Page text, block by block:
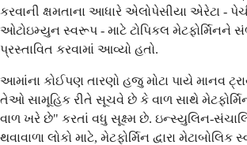
કરવાની ક્ષમતાના આધારે એલોપેસીયા એરેટા -
ઓટોઇમ્યુન સ્વરૂપ - માટે ટોપિકલ મેટફોર્મિનને
પ્રસ્તાવિત કરવામાં આવ્યો હતો.
આમાંના કોઈપણ તારણો હજુ મોટા પાયે માનવ
તેઓ સામૂહિક રીતે સૂચવે છે કે વાળ સાથે
વાળ ખરે છે" કરતાં વધુ સૂક્ષ્મ છે. ઇન્સ્યુલિન-
થવાવાળા લોકો માટે, મેટફોર્મિન દ્વારા મેટાબોલિક